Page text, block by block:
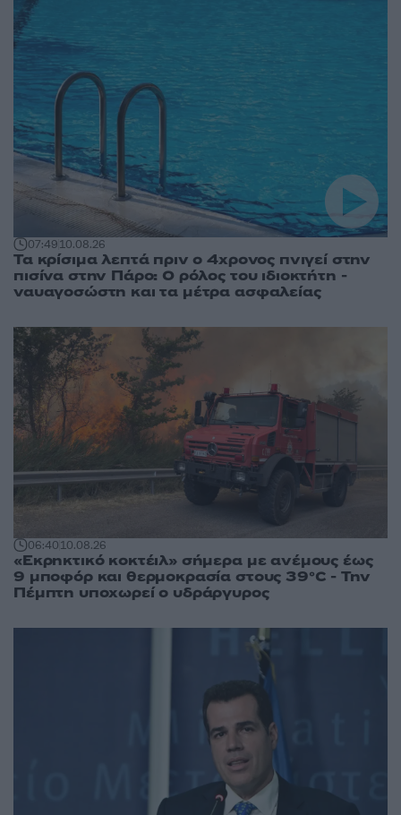
07:4910.08.26
Τα κρίσιμα λεπτά πριν ο 4χρονος πνιγεί στην
πισίνα στην Πάρο: Ο ρόλος του ιδιοκτήτη -
ναυαγοσώστη και τα μέτρα ασφαλείας
06:4010.08.26
«Εκρηκτικό κοκτέιλ» σήμερα με ανέμους έως
9 μποφόρ και θερμοκρασία στους 39°C - Την
Πέμπτη υποχωρεί ο υδράργυρος